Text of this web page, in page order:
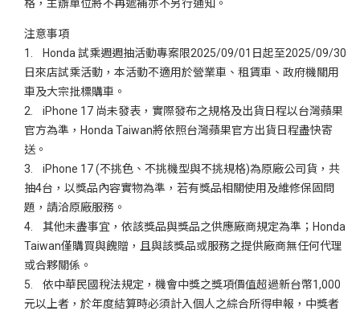
格，主辦單位將不再遞補亦不另行通知。
注意事項
1. Honda 試乘週週抽活動專案限2025/09/01日起至2025/09/30
日來店試乘活動，本活動不適用於營業車、租賃車、政府機關用
車及大宗批標購車。
2. iPhone 17 尚未發表，實際發布之規格及出貨日程以台灣蘋果
官方為準，Honda Taiwan將依照台灣蘋果官方出貨日程盡快寄
送。
3. iPhone 17 (不挑色、不挑機型與不挑規格)為原廠公司貨，共
抽4台，以獎品內容實物為準，若有獎品相關使用及維修保固問
題，請洽原廠服務。
4. 其他未盡事宜，依該獎品與獎品之供應廠商規定為準；Honda
Taiwan僅購買與餽贈，且與該獎品或服務之提供廠商無任何代理
或合夥關係。
5. 依中華民國稅法規定，機會中獎之獎項價值超過新台幣1,000
元以上者，於年度結算時必須計入個人之綜合所得申報，中獎者